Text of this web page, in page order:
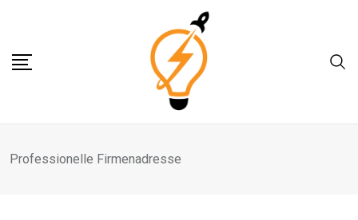
content
Professionelle Firmenadresse